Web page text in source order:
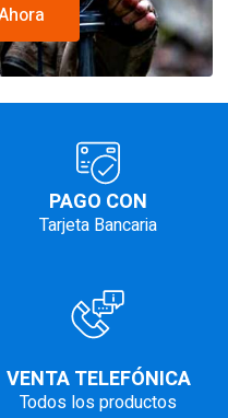
PAGO CON
Tarjeta Bancaria
VENTA TELEFÓNICA
Todos los productos